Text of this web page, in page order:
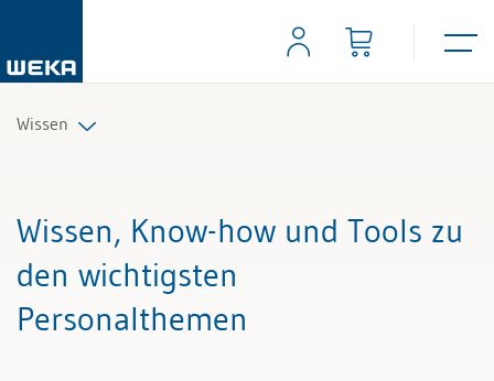
Wissen
Management
Führung & Kompetenzen
Wissen, Know-how und Tools zu
den wichtigsten
Personalthemen